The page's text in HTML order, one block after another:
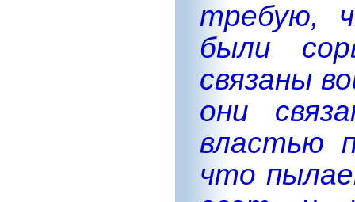
требую,
были
связаны
они
властью
что